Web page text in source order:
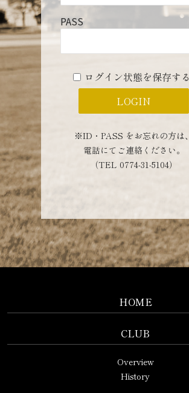
PASS
ログイン状態を保存する
※ID・PASS をお忘れの方は、
電話にてご連絡ください。
（TEL 0774-31-5104）
HOME
CLUB
Overview
History